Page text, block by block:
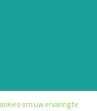
nieuwsbrief!
om uw ervaring te